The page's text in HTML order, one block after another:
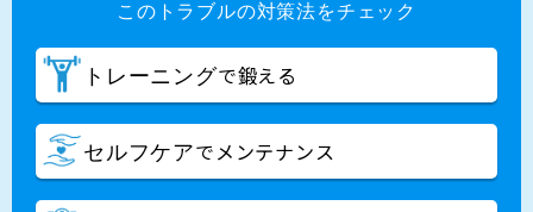
このトラブルの対策法をチェック
トレーニングで鍛える
セルフケアでメンテナンス